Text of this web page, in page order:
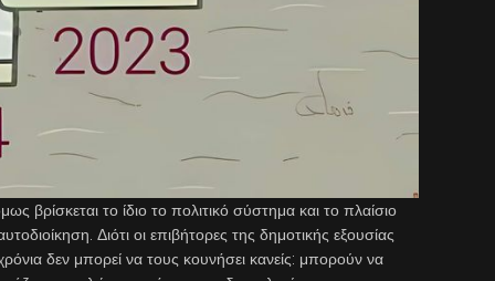
το ίδιο το πολιτικό σύστημα και το πλαίσιο
Διότι οι επιβήτορες της δημοτικής εξουσίας
δεν μπορεί να τους κουνήσει κανείς: μπορούν να